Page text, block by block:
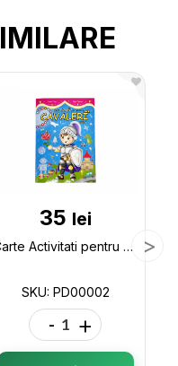
35 lei
Carte Activitati pentru cavaleri mici PD00002
SKU: PD00002
- +